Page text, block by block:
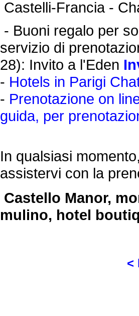
Castelli-Francia -
- Buoni regalo per
servizio di
28): Invito a l'Eden
- Hotels in Parigi
- Prenotazione on
guida, per
In qualsiasi
assistervi con la
Castello Manor,
mulino, hotel
<